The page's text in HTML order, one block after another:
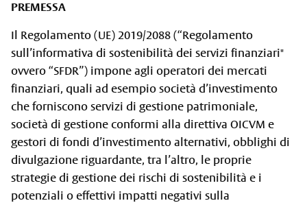
PREMESSA
Il Regolamento (UE) 2019/2088 (“Regolamento
sull’informativa di sostenibilità dei servizi finanziari"
ovvero “SFDR”) impone agli operatori dei mercati
finanziari, quali ad esempio società d’investimento
che forniscono servizi di gestione patrimoniale,
società di gestione conformi alla direttiva OICVM e
gestori di fondi d’investimento alternativi, obblighi di
divulgazione riguardante, tra l’altro, le proprie
strategie di gestione dei rischi di sostenibilità e i
potenziali o effettivi impatti negativi sulla